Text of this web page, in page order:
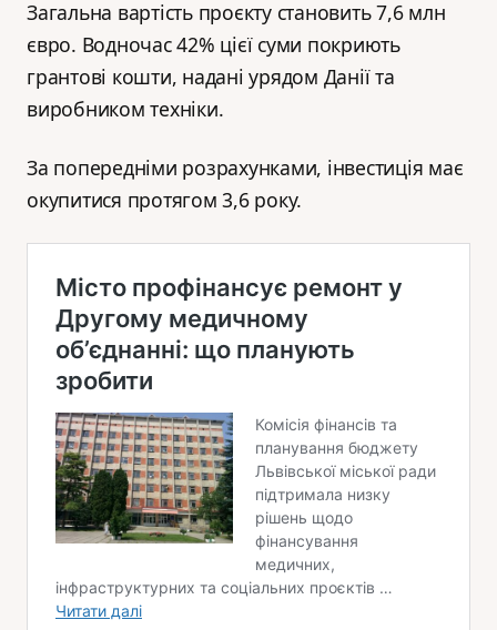
Загальна вартість проєкту становить 7,6 млн
євро. Водночас 42% цієї суми покриють
грантові кошти, надані урядом Данії та
виробником техніки.
За попередніми розрахунками, інвестиція має
окупитися протягом 3,6 року.